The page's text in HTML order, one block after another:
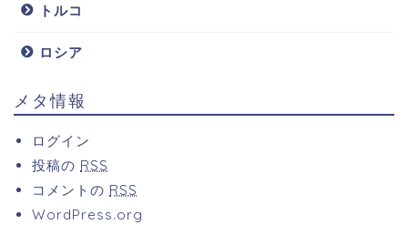
トルコ
ロシア
メタ情報
ログイン
投稿の RSS
コメントの RSS
WordPress.org